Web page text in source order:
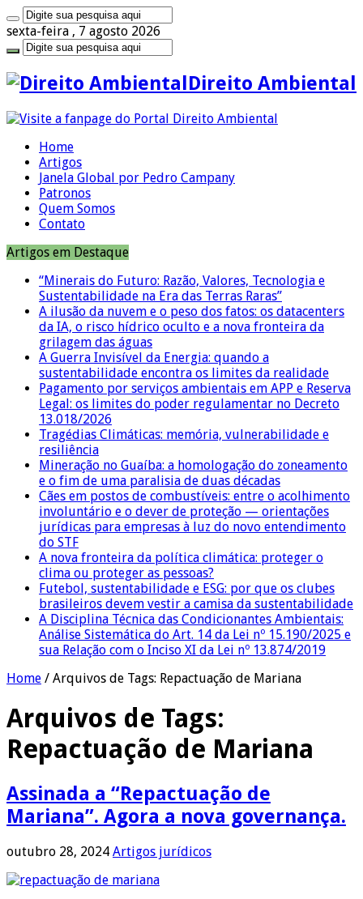
sexta-feira , 7 agosto 2026
Direito Ambiental
Home
Artigos
Janela Global por Pedro Campany
Patronos
Quem Somos
Contato
Artigos em Destaque
“Minerais do Futuro: Razão, Valores, Tecnologia e
Sustentabilidade na Era das Terras Raras”
A ilusão da nuvem e o peso dos fatos: os datacenters
da IA, o risco hídrico oculto e a nova fronteira da
grilagem das águas
A Guerra Invisível da Energia: quando a
sustentabilidade encontra os limites da realidade
Pagamento por serviços ambientais em APP e Reserva
Legal: os limites do poder regulamentar no Decreto
13.018/2026
Tragédias Climáticas: memória, vulnerabilidade e
resiliência
Mineração no Guaíba: a homologação do zoneamento
e o fim de uma paralisia de duas décadas
Cães em postos de combustíveis: entre o acolhimento
involuntário e o dever de proteção — orientações
jurídicas para empresas à luz do novo entendimento
do STF
A nova fronteira da política climática: proteger o
clima ou proteger as pessoas?
Futebol, sustentabilidade e ESG: por que os clubes
brasileiros devem vestir a camisa da sustentabilidade
A Disciplina Técnica das Condicionantes Ambientais:
Análise Sistemática do Art. 14 da Lei nº 15.190/2025 e
sua Relação com o Inciso XI da Lei nº 13.874/2019
Home / Arquivos de Tags: Repactuação de Mariana
Arquivos de Tags:
Repactuação de Mariana
Assinada a “Repactuação de
Mariana”. Agora a nova governança.
outubro 28, 2024 Artigos jurídicos